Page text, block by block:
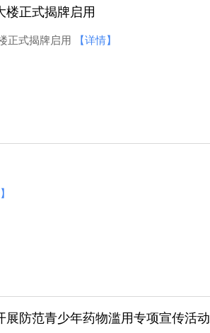
楼正式揭牌启用
正式揭牌启用 【详情】
防范青少年药物滥用专项宣传活动